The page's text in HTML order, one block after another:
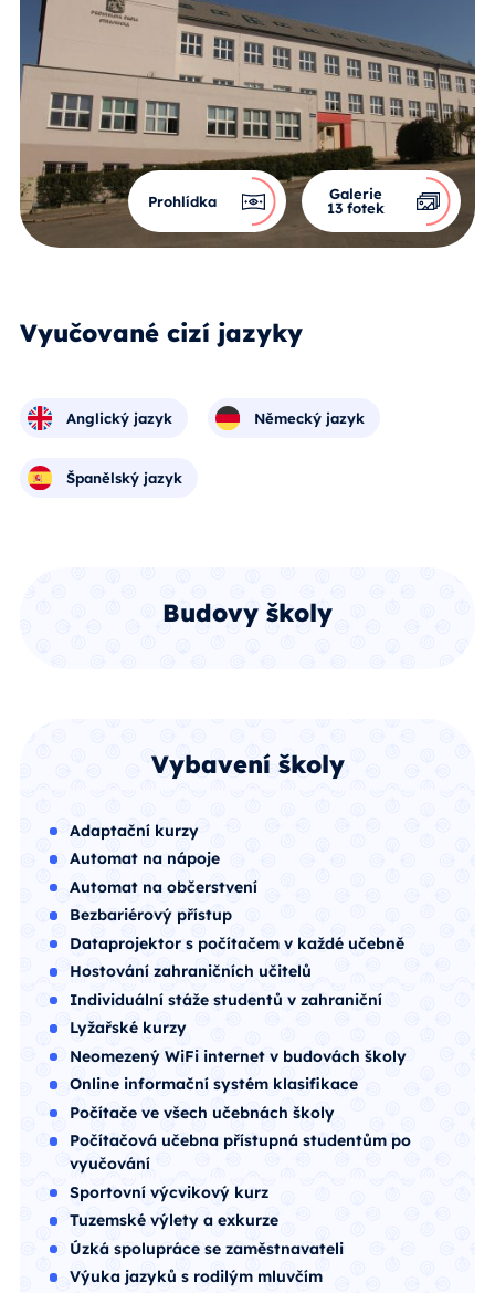
Prohlídka
Galerie
13 fotek
Vyučované cizí jazyky
Anglický jazyk Německý jazyk
Španělský jazyk
Budovy školy
Vybavení školy
Adaptační kurzy
Automat na nápoje
Automat na občerstvení
Bezbariérový přístup
Dataprojektor s počítačem v každé učebně
Hostování zahraničních učitelů
Individuální stáže studentů v zahraniční
Lyžařské kurzy
Neomezený WiFi internet v budovách školy
Online informační systém klasifikace
Počítače ve všech učebnách školy
Počítačová učebna přístupná studentům po
vyučování
Sportovní výcvikový kurz
Tuzemské výlety a exkurze
Úzká spolupráce se zaměstnavateli
Výuka jazyků s rodilým mluvčím